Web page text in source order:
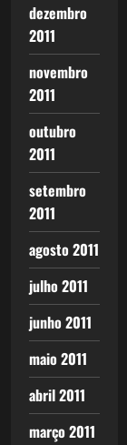
dezembro
2011
novembro
2011
outubro
2011
setembro
2011
agosto 2011
julho 2011
junho 2011
maio 2011
abril 2011
março 2011